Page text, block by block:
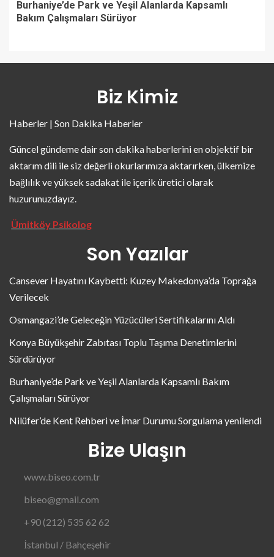
Burhaniye’de Park ve Yeşil Alanlarda Kapsamlı
Bakım Çalışmaları Sürüyor
Biz Kimiz
Haberler | Son Dakika Haberler
Güncel gündeme dair son dakika haberlerini en objektif bir
aktarım dili ile siz değerli okurlarımıza aktarırken, ülkemize
bağlılık ve yüksek sadakat ile içerik üretici olarak
huzurunuzdayız.
Ümitköy Psikolog
Son Yazılar
Cansever Hayatını Kaybetti: Kuzey Makedonya’da Toprağa
Verilecek
Osmangazi’de Geleceğin Yüzücüleri Sertifikalarını Aldı
Konya Büyükşehir Zabıtası Toplu Taşıma Denetimlerini
Sürdürüyor
Burhaniye’de Park ve Yeşil Alanlarda Kapsamlı Bakım
Çalışmaları Sürüyor
Nilüfer’de Kent Rehberi ve İmar Durumu Sorgulama yenilendi
Bize Ulaşın
www.biseo.com.tr
biseo@gmail.com
+90 (212) 535 62 62
İstanbul / Bahçeşehir